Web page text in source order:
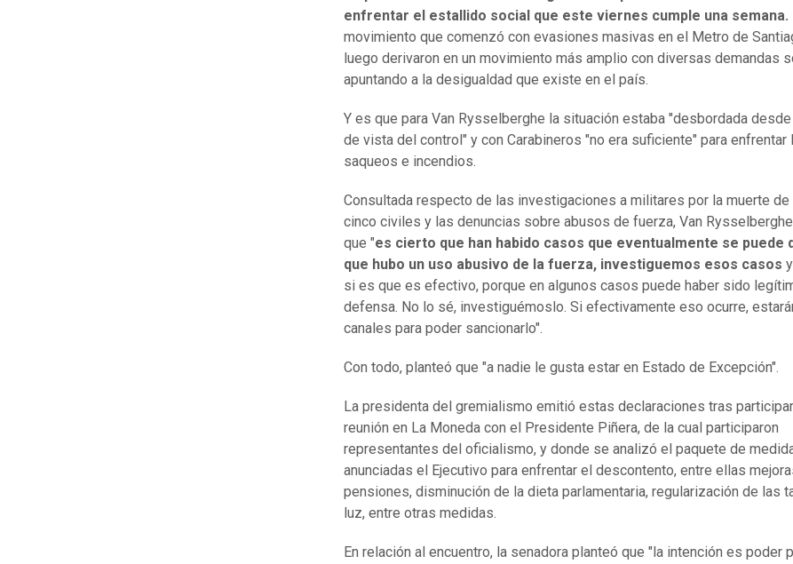
enfrentar el estallido social que este viernes cumple una semana.
movimiento que comenzó con evasiones masivas en el Metro de
luego derivaron en un movimiento más amplio con diversas demandas
apuntando a la desigualdad que existe en el país.
Y es que para Van Rysselberghe la situación estaba "desbordada
de vista del control" y con Carabineros "no era suficiente" para enfrentar
saqueos e incendios.
Consultada respecto de las investigaciones a militares por la muerte de
cinco civiles y las denuncias sobre abusos de fuerza, Van
que "es cierto que han habido casos que eventualmente se puede
que hubo un uso abusivo de la fuerza, investiguemos esos casos
si es que es efectivo, porque en algunos casos puede haber sido
defensa. No lo sé, investiguémoslo. Si efectivamente eso ocurre,
canales para poder sancionarlo".
Con todo, planteó que "a nadie le gusta estar en Estado de Excepción".
La presidenta del gremialismo emitió estas declaraciones tras
reunión en La Moneda con el Presidente Piñera, de la cual participaron
representantes del oficialismo, y donde se analizó el paquete de
anunciadas el Ejecutivo para enfrentar el descontento, entre ellas
pensiones, disminución de la dieta parlamentaria, regularización de las
luz, entre otras medidas.
En relación al encuentro, la senadora planteó que "la intención es poder